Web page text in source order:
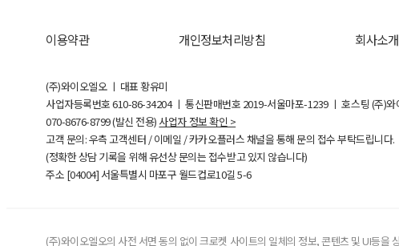
이용약관 개인정보처리방침 회사소개
(주)와이오엘오 ㅣ 대표 황유미
사업자등록번호610-86-34204ㅣ 통신판매번호 2019-서울마포-1239 ㅣ 호스팅 (주)와
070-8676-8799 (발신 전용) 사업자 정보 확인 >
고객 문의: 우측 고객센터 / 이메일 / 카카오플러스 채널을 통해 문의 접수 부탁드립니다.
(정확한 상담 기록을 위해 유선상 문의는 접수받고 있지 않습니다)
주소 [04004] 서울특별시 마포구 월드컵로10길5-6
(주)와이오엘오의 사전 서면 동의 없이 크로켓 사이트의 일체의 정보, 콘텐츠 및 UI등을